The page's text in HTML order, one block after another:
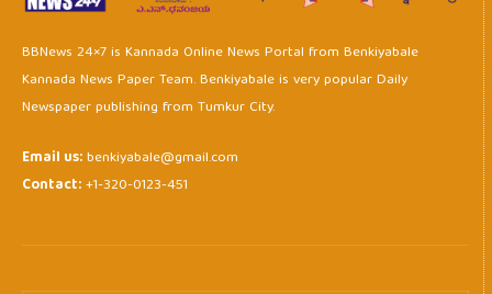
BBNews 24×7 is Kannada Online News Portal from Benkiyabale
Kannada News Paper Team. Benkiyabale is very popular Daily
Newspaper publishing from Tumkur City.
Email us:benkiyabale@gmail.com
Contact:+1-320-0123-451